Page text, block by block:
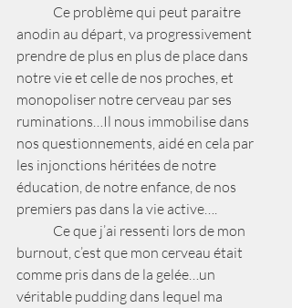
anodin au départ, va progressivement
prendre de plus en plus de place dans
notre vie et celle de nos proches, et
monopoliser notre cerveau par ses
ruminations…Il nous immobilise dans
nos questionnements, aidé en cela par
les injonctions héritées de notre
éducation, de notre enfance, de nos
premiers pas dans la vie active….
burnout, c’est que mon cerveau était
comme pris dans de la gelée…un
véritable pudding dans lequel ma